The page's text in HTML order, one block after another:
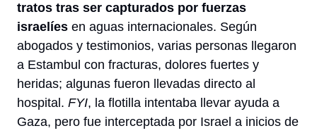
tratos tras ser capturados por fuerzas
israelíes en aguas internacionales. Según
abogados y testimonios, varias personas llegaron
a Estambul con fracturas, dolores fuertes y
heridas; algunas fueron llevadas directo al
hospital. FYI, la flotilla intentaba llevar ayuda a
Gaza, pero fue interceptada por Israel a inicios de